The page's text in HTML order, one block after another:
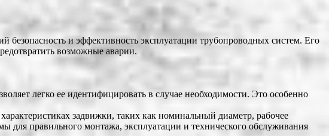
и эффективность эксплуатации трубопроводных систем. Его
возможные аварии.
легко ее идентифицировать в случае необходимости. Это особенно
задвижки, таких как номинальный диаметр, рабочее
для правильного монтажа, эксплуатации и технического обслуживания